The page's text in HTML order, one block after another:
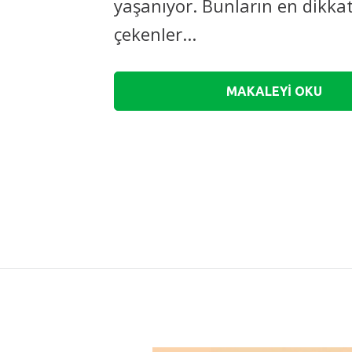
yaşanıyor. Bunların en
çekenler...
MAKALEYİ OKU